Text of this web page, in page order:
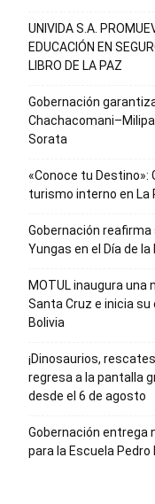
UNIVIDA S.A.
EDUCACIÓN EN
LIBRO DE LA PAZ
Gobernación
Sorata
«Conoce tu Destino»:
turismo interno en La
Gobernación
Yungas en el Día de
MOTUL inaugura
Santa Cruz e inicia
Bolivia
¡Dinosaurios,
regresa a la pantalla
desde el 6 de agosto
Gobernación entrega
para la Escuela Pedro